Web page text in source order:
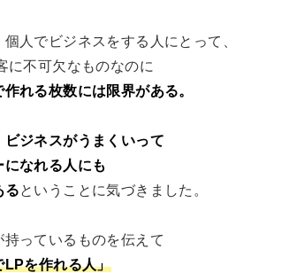
個人でビジネスをする人にとって、
に不可欠なものなのに
れる枚数には限界がある。
ビジネスがうまくいって
になれる人にも
るということに気づきました。
持っているものを伝えて
LPを作れる人」